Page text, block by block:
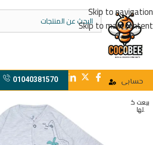
Skip to navigation
Skip to main content
حسابى 01040381570
بيعت ك
لها